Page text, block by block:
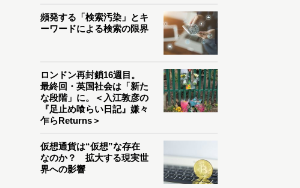
頻発する「検索汚染」とキ
ーワードによる検索の限界
ロンドン再封鎖16週目。
最終回・英国社会は「新た
な段階」に。＜入江敦彦の
『足止め喰らい日記』嫌々
乍らReturns＞
仮想通貨は“仮想”な存在
なのか？ 拡大する現実世
界への影響